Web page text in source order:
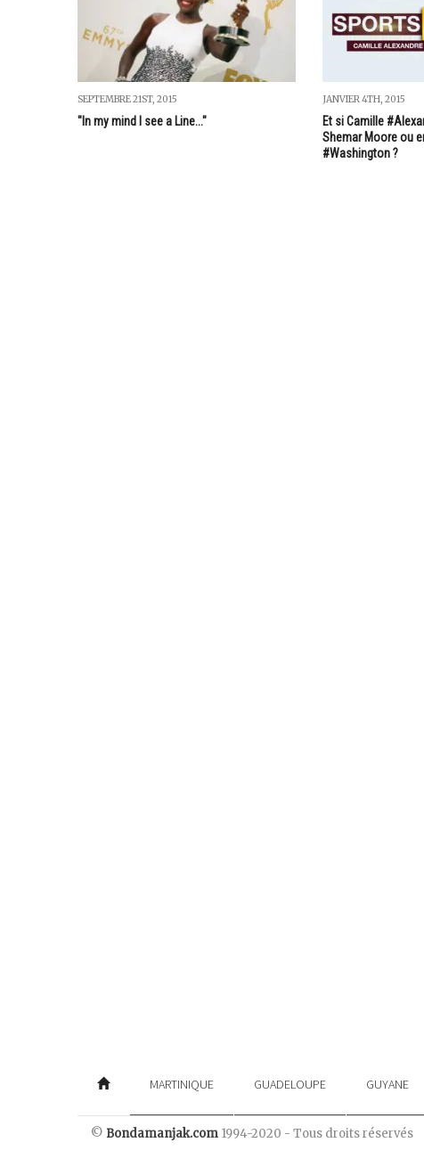
SEPTEMBRE 21ST, 2015
"In my mind I see a Line..."
JANVIER 4TH, 2015
Et si Camille
Shemar Moore ou
#Washington ?
MARTINIQUE GUADELOUPE GUYANE
© Bondamanjak.com 1994-2020 - Tous droits réservés